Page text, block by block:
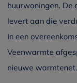
huurwoningen.
levert aan die
In een
Veenwarmte
nieuwe warmtenet.